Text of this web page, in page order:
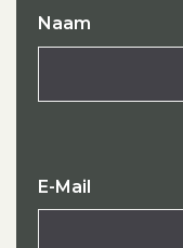
Naam
E-Mail